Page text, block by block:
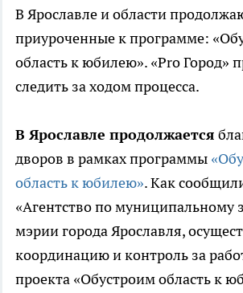
В Ярославле и области
приуроченные к программе:
область к юбилею». «Pro Город»
следить за ходом процесса.
В Ярославле продолжается
дворов в рамках программы
область к юбилею». Как
«Агентство по муниципальному
мэрии города Ярославля,
координацию и контроль за
проекта «Обустроим область к